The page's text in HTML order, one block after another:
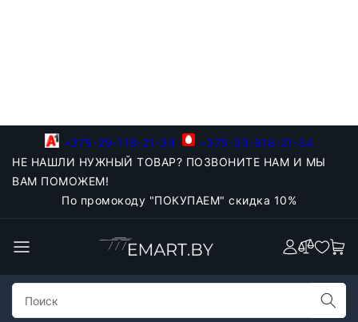
+375-29-118-21-34
+375-33-918-21-34
НЕ НАШЛИ НУЖНЫЙ ТОВАР? ПОЗВОНИТЕ НАМ И МЫ
ВАМ ПОМОЖЕМ!
По промокоду "ПОКУПАЕМ" скидка 10%